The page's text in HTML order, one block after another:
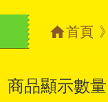
首頁
商品顯示數量